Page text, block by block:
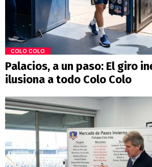
COLO COLO
Palacios, a un paso: El giro
ilusiona a todo Colo Colo